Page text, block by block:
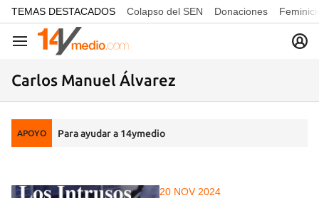
common.go-to-content
TEMAS DESTACADOS Colapso del SEN Donaciones
Navegación
Carlos Manuel Álvarez
APOYO Para ayudar a 14ymedio
20 NOV 2024